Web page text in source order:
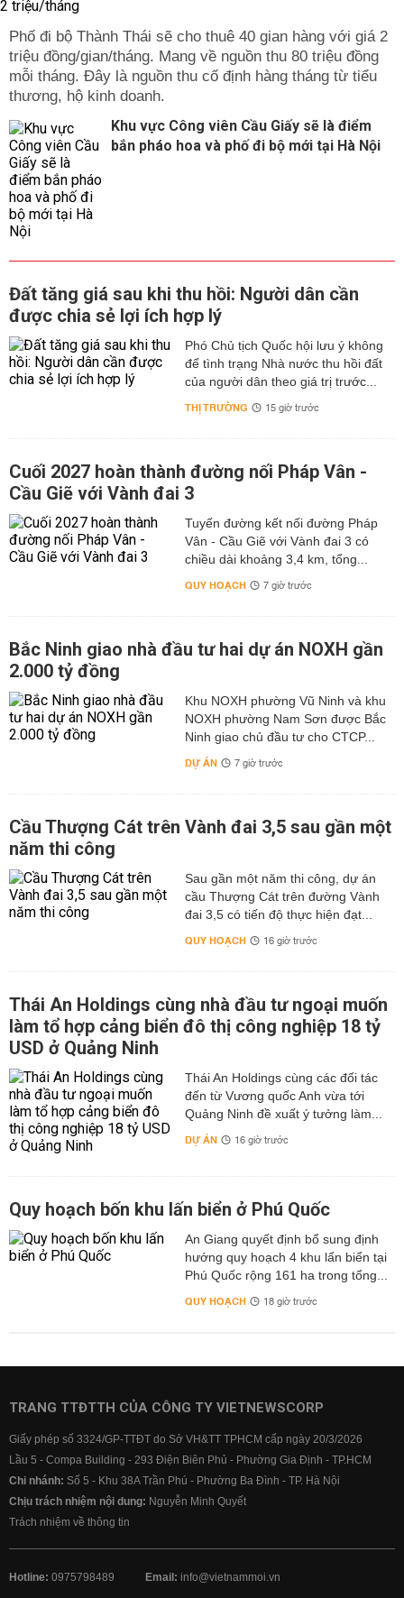
Phố đi bộ Thành Thái sẽ cho thuê 40 gian hàng với giá 2
triệu đồng/gian/tháng. Mang về nguồn thu 80 triệu đồng
mỗi tháng. Đây là nguồn thu cố định hàng tháng từ tiểu
thương, hộ kinh doanh.
Khu vực Công viên Cầu Giấy sẽ là điểm
bắn pháo hoa và phố đi bộ mới tại Hà Nội
Đất tăng giá sau khi thu hồi: Người dân cần
được chia sẻ lợi ích hợp lý
Phó Chủ tịch Quốc hội lưu ý không
để tình trạng Nhà nước thu hồi đất
của người dân theo giá trị trước...
THỊ TRƯỜNG 15 giờ trước
Cuối 2027 hoàn thành đường nối Pháp Vân -
Cầu Giẽ với Vành đai 3
Tuyến đường kết nối đường Pháp
Vân - Cầu Giẽ với Vành đai 3 có
chiều dài khoảng 3,4 km, tổng...
QUY HOẠCH 7 giờ trước
Bắc Ninh giao nhà đầu tư hai dự án NOXH gần
2.000 tỷ đồng
Khu NOXH phường Vũ Ninh và khu
NOXH phường Nam Sơn được Bắc
Ninh giao chủ đầu tư cho CTCP...
DỰ ÁN 7 giờ trước
Cầu Thượng Cát trên Vành đai 3,5 sau gần một
năm thi công
Sau gần một năm thi công, dự án
cầu Thượng Cát trên đường Vành
đai 3,5 có tiến độ thực hiện đạt...
QUY HOẠCH 16 giờ trước
Thái An Holdings cùng nhà đầu tư ngoại muốn
làm tổ hợp cảng biển đô thị công nghiệp 18 tỷ
USD ở Quảng Ninh
Thái An Holdings cùng các đối tác
đến từ Vương quốc Anh vừa tới
Quảng Ninh đề xuất ý tưởng làm...
DỰ ÁN 16 giờ trước
Quy hoạch bốn khu lấn biển ở Phú Quốc
An Giang quyết định bổ sung định
hướng quy hoạch 4 khu lấn biển tại
Phú Quốc rộng 161 ha trong tổng...
QUY HOẠCH 18 giờ trước
TRANG TTĐTTH CỦA CÔNG TY VIETNEWSCORP
Giấy phép số 3324/GP-TTĐT do Sở VH&TT TPHCM cấp ngày 20/3/2026
Lầu 5 - Compa Building - 293 Điện Biên Phủ - Phường Gia Định - TP.HCM
Chi nhánh: Số 5 - Khu 38A Trần Phú - Phường Ba Đình - TP. Hà Nội
Chịu trách nhiệm nội dung: Nguyễn Minh Quyết
Trách nhiệm về thông tin
Hotline: 0975798489 Email: info@vietnammoi.vn